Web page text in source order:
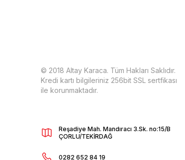
© 2018 Altay Karaca. Tüm Hakları Saklıdır.
Kredi kartı bilgileriniz 256bit SSL sertfikası
ile korunmaktadır.
Reşadiye Mah. Mandıracı 3.Sk. no:15/B
ÇORLU/TEKİRDAĞ
0282 652 84 19